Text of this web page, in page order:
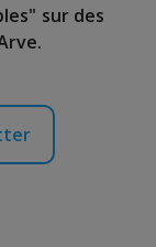
sur des